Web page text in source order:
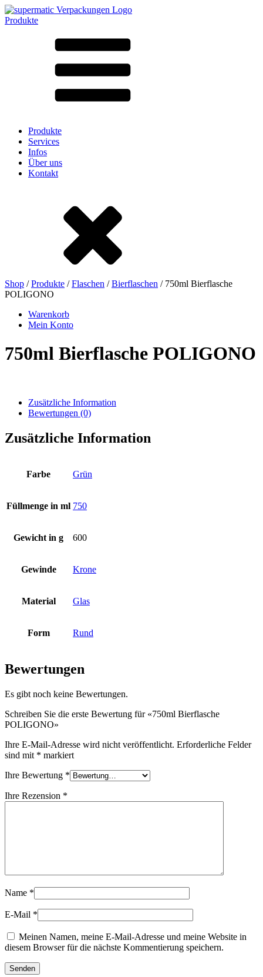
Produkte
Nach Material
LD-PE
Steinzeug
Beutel und Bag-in-Box
Chemikalien(267)
Dispenser und Pumpen
Feinzerstäuber
Hotfill Flaschen
Lebensmittel
Nachhaltig(301)
Spirituosenflaschen(81)
Sprüher(18)
Produkte
Services
Infos
Über uns
Kontakt
Shop /Produkte /Flaschen /Bierflaschen / 750ml Bierflasche
POLIGONO
Warenkorb
Mein Konto
750ml Bierflasche POLIGONO
Zusätzliche Information
Bewertungen (0)
Zusätzliche Information
Farbe Grün
Füllmenge in ml 750
Gewicht in g 600
Gewinde Krone
Material Glas
Form Rund
Bewertungen
Es gibt noch keine Bewertungen.
Schreiben Sie die erste Bewertung für «750ml Bierflasche
POLIGONO»
Ihre E-Mail-Adresse wird nicht veröffentlicht. Erforderliche Felder
sind mit * markiert
Ihre Bewertung *
Ihre Rezension *
Name *
E-Mail *
Meinen Namen, meine E-Mail-Adresse und meine Website in
diesem Browser für die nächste Kommentierung speichern.